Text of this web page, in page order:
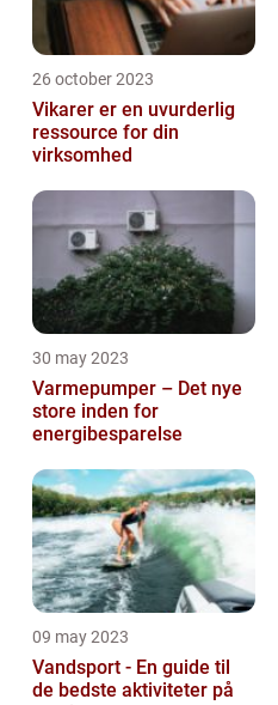
26 october 2023
Vikarer er en uvurderlig
ressource for din
virksomhed
30 may 2023
Varmepumper – Det nye
store inden for
energibesparelse
09 may 2023
Vandsport - En guide til
de bedste aktiviteter på